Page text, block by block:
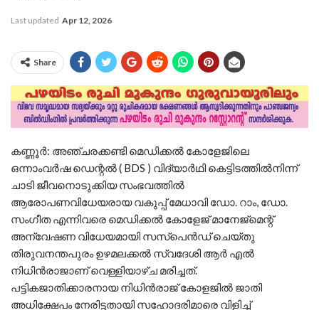
Last updated Apr 12, 2026
Share
കണ്ണൂര്‍: അഞ്ചരക്കണ്ടി മെഡിക്കൽ കോളേജിലെ
ഒന്നാംവർഷ ഡെന്റൽ ( BDS ) വിദ്യാർഥി കെട്ടിടത്തിൽനിന്ന്‌
ചാടി ജീവനൊടുക്കിയ സംഭവത്തിൽ
ആരോപണവിധേയരായ വകുപ്പ്‌ മേധാവി ഡോ. റാം, ഡോ.
സംഗീത എന്നിവരെ മെഡിക്കൽ കോളേജ് മാനേജ്മെന്റ്‌
അന്വേഷണ വിധേയമായി സസ്‌പെൻഡ്‌ ചെയ്തു
തിരുവനന്തപുരം ഉഴമലക്കൽ സ്വദേശി ആർ എൽ
നിധിൻരാജാണ്‌ വെള്ളിയാഴ്‌ച മരിച്ചത്.
പട്ടികജാതിക്കാരനായ നിധിൻരാജ്‌ കോളജിൽ ജാതി
അധിക്ഷേപം നേരിട്ടതായി സഹോദരിമാരെ വിളിച്ച്